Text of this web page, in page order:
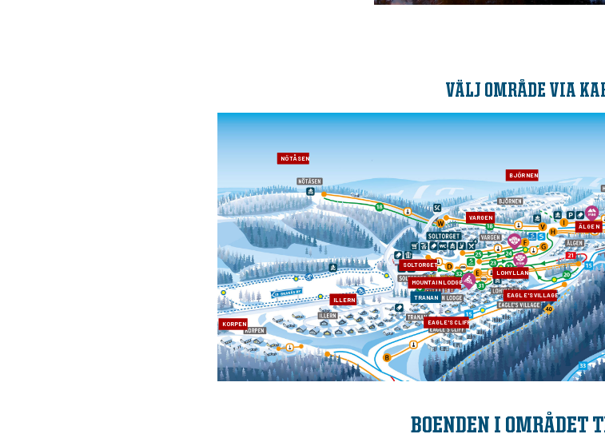
VÄLJ OMRÅDE VIA
ÄLGEN
BJÖRNEN
ILLERN
LOHYLLAN
VARGEN
TRANAN
MOUNTAIN LODGE
SOLTORGET
EAGLE'S CLIFF
EAGLE'S VILLAGE
KORPEN
NÖTÅSEN
BOENDEN I OMRÅDET